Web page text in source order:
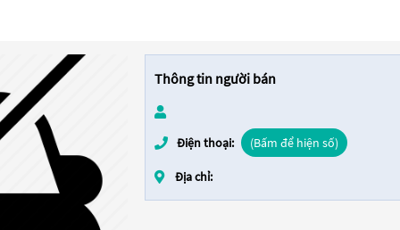
Thông tin người bán
Điện thoại: (Bấm để hiện số)
Địa chỉ: